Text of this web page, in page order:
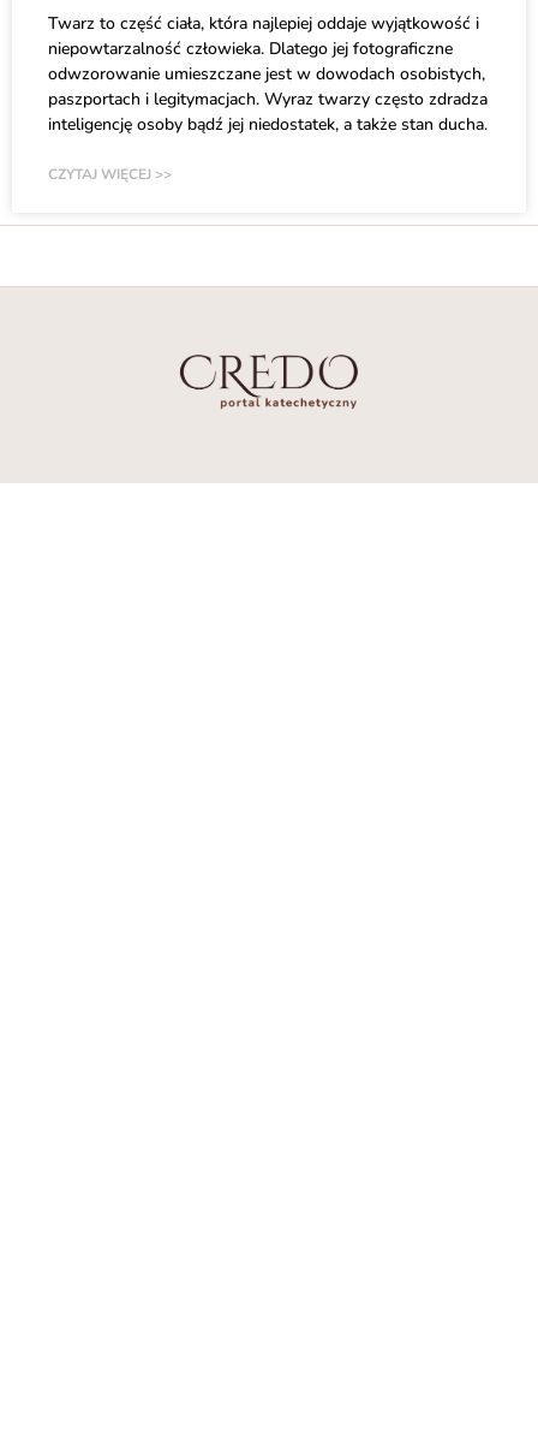
Twarz to część ciała, która najlepiej oddaje wyjątkowość i
niepowtarzalność człowieka. Dlatego jej fotograficzne
odwzorowanie umieszczane jest w dowodach osobistych,
paszportach i legitymacjach. Wyraz twarzy często zdradza
inteligencję osoby bądź jej niedostatek, a także stan ducha.
CZYTAJ WIĘCEJ >>